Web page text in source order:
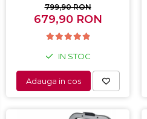
Uscatoare de par
Accesorii
Alte obiecte sanitare
interioara, H 84 cm,
Negru
799,90 RON
679,90 RON
IN STOC
Adauga in cos